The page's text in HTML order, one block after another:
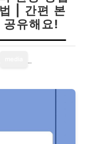
| 간편 본
유해요!